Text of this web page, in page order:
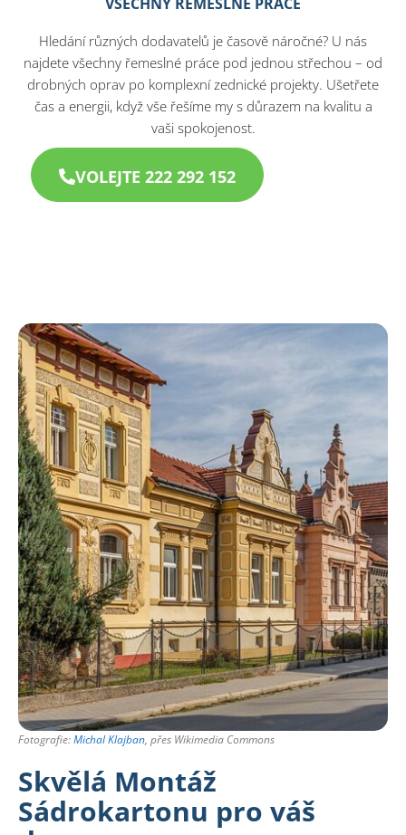
Hledání různých dodavatelů je časově náročné? U nás
najdete všechny řemeslné práce pod jednou střechou – od
drobných oprav po komplexní zednické projekty. Ušetřete
čas a energii, když vše řešíme my s důrazem na kvalitu a
vaši spokojenost.
VOLEJTE 222 292 152
Fotografie:Michal Klajban, přes Wikimedia Commons
Skvělá Montáž
Sádrokartonu pro váš